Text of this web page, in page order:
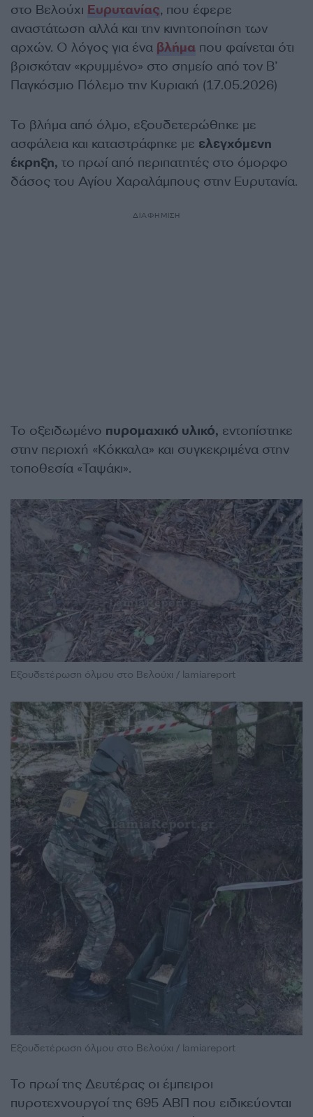
στο Βελούχι Ευρυτανίας, που έφερε
αναστάτωση αλλά και την κινητοποίηση των
αρχών. Ο λόγος για ένα βλήμα που φαίνεται ότι
βρισκόταν «κρυμμένο» στο σημείο από τον Β’
Παγκόσμιο Πόλεμο την Κυριακή (17.05.2026)
Το βλήμα από όλμο, εξουδετερώθηκε με
ασφάλεια και καταστράφηκε με ελεγχόμενη
έκρηξη, το πρωί από περιπατητές στο όμορφο
δάσος του Αγίου Χαραλάμπους στην Ευρυτανία.
ΔΙΑΦΗΜΙΣΗ
Το οξειδωμένο πυρομαχικό υλικό, εντοπίστηκε
στην περιοχή «Κόκκαλα» και συγκεκριμένα στην
τοποθεσία «Ταψάκι».
Εξουδετέρωση όλμου στο Βελούχι / lamiareport
Εξουδετέρωση όλμου στο Βελούχι / lamiareport
Το πρωί της Δευτέρας οι έμπειροι
πυροτεχνουργοί της 695 ΑΒΠ που ειδικεύονται